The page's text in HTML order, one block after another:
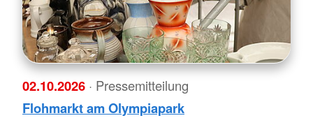
02.10.2026 · Pressemitteilung
Flohmarkt am Olympiapark